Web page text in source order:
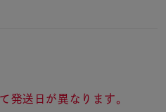
発送日が異なります。